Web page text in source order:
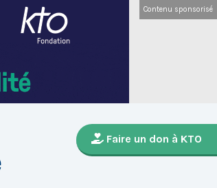
Contenu sponsorisé
Faire un don à KTO